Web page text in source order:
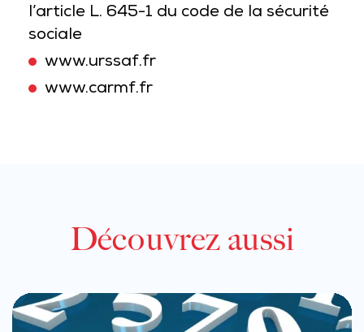
l’article L. 645-1 du code de la sécurité
sociale
www.urssaf.fr
www.carmf.fr
Découvrez aussi